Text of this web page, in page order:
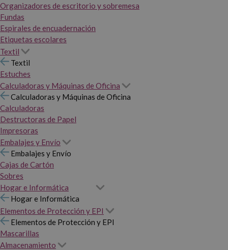
Organizadores de escritorio y sobremesa
Fundas
Espirales de encuadernación
Etiquetas escolares
Textil
Textil
Estuches
Calculadoras y Máquinas de Oficina
Calculadoras y Máquinas de Oficina
Calculadoras
Destructoras de Papel
Impresoras
Embalajes y Envío
Embalajes y Envío
Cajas de Cartón
Sobres
Hogar e Informática
Hogar e Informática
Elementos de Protección y EPI
Elementos de Protección y EPI
Mascarillas
Almacenamiento